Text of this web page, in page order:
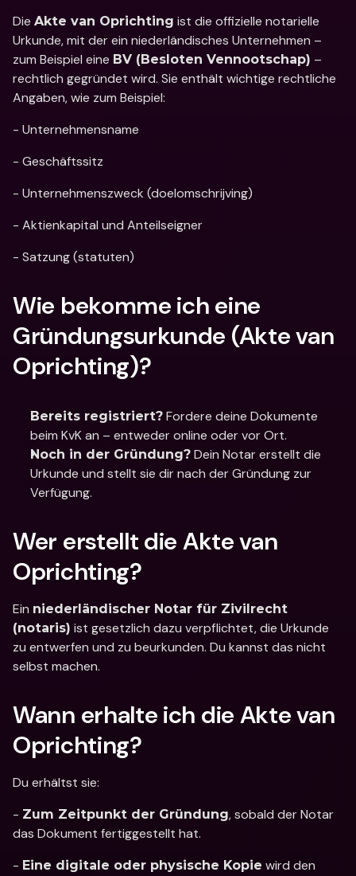
Die Akte van Oprichting ist die offizielle notarielle
Urkunde, mit der ein niederländisches Unternehmen –
zum Beispiel eine BV (Besloten Vennootschap) –
rechtlich gegründet wird. Sie enthält wichtige rechtliche
Angaben, wie zum Beispiel:
- Unternehmensname
- Geschäftssitz
- Unternehmenszweck (doelomschrijving)
- Aktienkapital und Anteilseigner
- Satzung (statuten)
Wie bekomme ich eine
Gründungsurkunde (Akte van
Oprichting)?
Bereits registriert? Fordere deine Dokumente
beim KvK an – entweder online oder vor Ort.
Noch in der Gründung? Dein Notar erstellt die
Urkunde und stellt sie dir nach der Gründung zur
Verfügung.
Wer erstellt die Akte van
Oprichting?
Ein niederländischer Notar für Zivilrecht
(notaris) ist gesetzlich dazu verpflichtet, die Urkunde
zu entwerfen und zu beurkunden. Du kannst das nicht
selbst machen.
Wann erhalte ich die Akte van
Oprichting?
Du erhältst sie:
- Zum Zeitpunkt der Gründung, sobald der Notar
das Dokument fertiggestellt hat.
- Eine digitale oder physische Kopie wird den